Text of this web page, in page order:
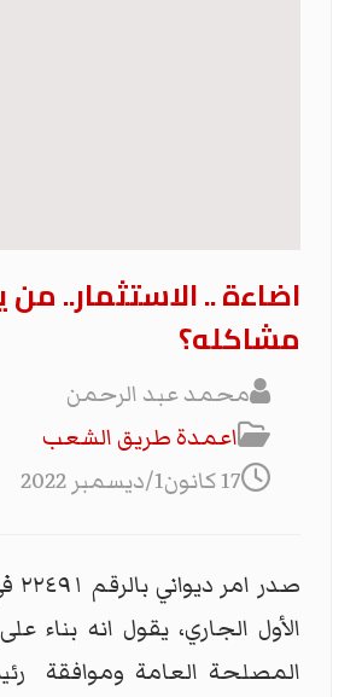
اضاءة .. الاستثمار..
مشاكله؟
محمد عبد الرحمن
اعمدة طريق الشعب
17 كانون1/ديسمبر 2022
الأول الجاري، يقول انه بناء
المصلحة العامة وموافقة